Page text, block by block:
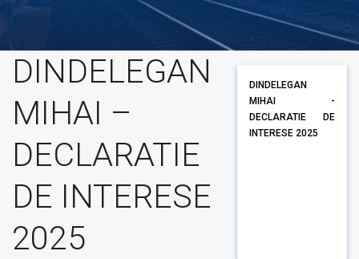
DINDELEGAN
MIHAI –
DECLARATIE
DE INTERESE
2025
DINDELEGAN
MIHAI -
DECLARATIE DE
INTERESE 2025